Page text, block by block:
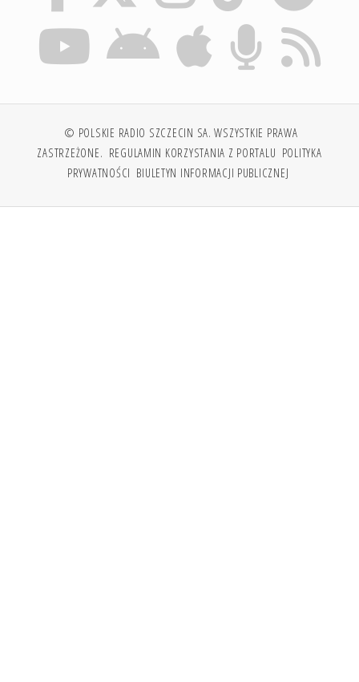
© POLSKIE RADIO SZCZECIN SA. WSZYSTKIE PRAWA
ZASTRZEŻONE. REGULAMIN KORZYSTANIA Z PORTALU POLITYKA
PRYWATNOŚCI BIULETYN INFORMACJI PUBLICZNEJ